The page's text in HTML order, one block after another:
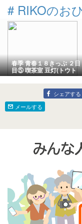
# RIKOのお
春季 青春１８きっぷ ２日
目⑤ 喫茶室 豆灯(トウト
ウ 網走郡美幌町仲町2丁
目80-1 )
シェアする
メールする